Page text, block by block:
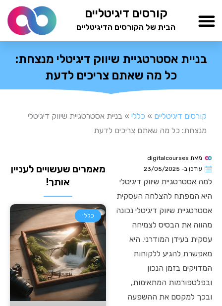
לתוכן
קורסים דיגיטליים
הבית של הקורסים הדיגיטליים
בניית אסטרטגיית שיווק דיגיטלי מנצחת:
כל מה שאתם צריכים לדעת
קורסים דיגיטליים » כללי » בניית אסטרטגיית שיווק דיגיטלי
מנצחת: כל מה שאתם צריכים לדעת
מאת
עודכן ב- 23/05/2025
למה אסטרטגיית שיווק דיגיטלי
היא המפתח להצלחה העסקית
אסטרטגיית שיווק דיגיטלי נכונה
מהווה את הבסיס לצמיחה
עסקית בעידן המודרני. היא
מאפשרת להגיע ללקוחות
המדויקים בזמן הנכון
ובפלטפורמות המתאימות,
ובכך למקסם את ההשפעה
מאמרים שעשויים לעניין
אותך!
כללי